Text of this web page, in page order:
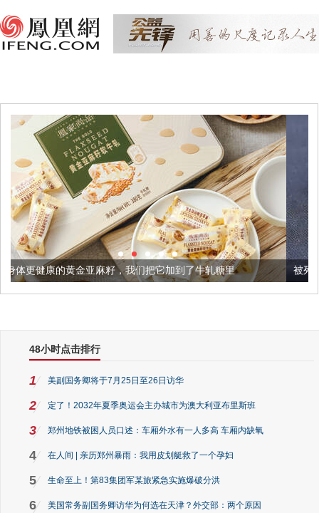
籽，我们把它加到了牛轧糖里 被列入佛家七宝的它到底有
48小时点击排行
1 美副国务卿将于7月25日至26日访华
2 定了！2032年夏季奥运会主办城市为澳大利亚布里斯班
3 郑州地铁被困人员口述：车厢外水有一人多高 车厢内缺氧
4 在人间 | 亲历郑州暴雨：我用皮划艇救了一个孕妇
5 生命至上！第83集团军某旅紧急实施爆破分洪
6 美国常务副国务卿访华为何选在天津？外交部：两个原因